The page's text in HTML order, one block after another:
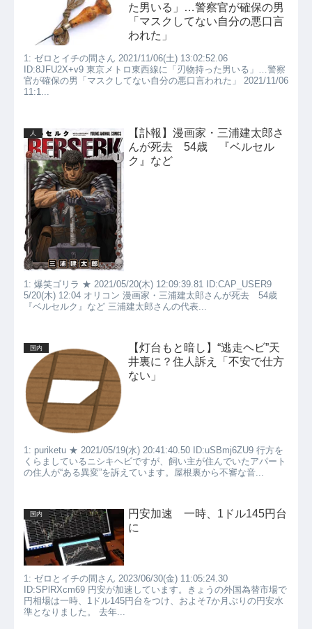
た男いる」…警察官が確保の男
「マスクしてない自分の悪口言
われた」
1: ゼロとイチの間さん 2021/11/06(土) 13:02:52.06
ID:8JFU2X+v9 東京メトロ東西線に「刃物持った男いる」…警察
官が確保の男「マスクしてない自分の悪口言われた」 2021/11/06
11:1...
人
【訃報】漫画家・三浦建太郎さ
んが死去 54歳 『ベルセル
ク』など
1: 爆笑ゴリラ ★ 2021/05/20(木) 12:09:39.81 ID:CAP_USER9
5/20(木) 12:04 オリコン 漫画家・三浦建太郎さんが死去 54歳
『ベルセルク』など 三浦建太郎さんの代表...
国内
【灯台もと暗し】“逃走ヘビ”天
井裏に？住人訴え「不安で仕方
ない」
1: puriketu ★ 2021/05/19(水) 20:41:40.50 ID:uSBmj6ZU9 行方を
くらましているニシキヘビですが、飼い主が住んでいたアパート
の住人が“ある異変”を訴えています。屋根裏から不審な音...
国内
円安加速 一時、1ドル145円台
に
1: ゼロとイチの間さん 2023/06/30(金) 11:05:24.30
ID:SPlRXcm69 円安が加速しています。きょうの外国為替市場で
円相場は一時、1ドル145円台をつけ、およそ7か月ぶりの円安水
準となりました。 去年...